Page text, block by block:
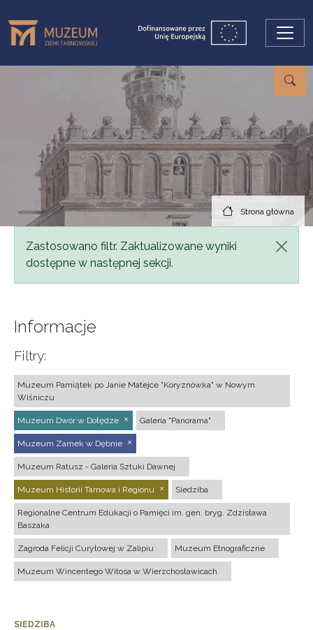
Strona główna
Komunikat
Zastosowano filtr. Zaktualizowane wyniki
dostępne w następnej sekcji.
Informacje
Filtry:
Muzeum Pamiątek po Janie Matejce "Koryznówka" w Nowym
Wiśniczu
Muzeum Dwór w Dołędze Galeria "Panorama"
Muzeum Zamek w Dębnie
Muzeum Ratusz - Galeria Sztuki Dawnej
Muzeum Historii Tarnowa i Regionu Siedziba
Regionalne Centrum Edukacji o Pamięci im. gen. bryg. Zdzisława
Baszaka
Zagroda Felicji Curyłowej w Zalipiu Muzeum Etnograficzne
Muzeum Wincentego Witosa w Wierzchosławicach
SIEDZIBA